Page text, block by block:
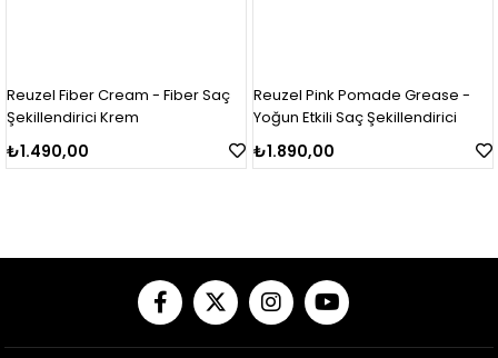
Fiber Cream - Fiber Saç
Krem
Reuzel Pink Pomade Grease -
Yoğun Etkili Saç Şekillendirici
₺1.890,00